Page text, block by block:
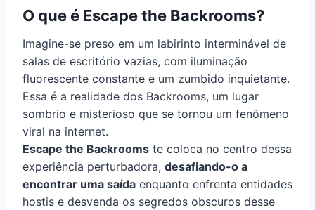
O que é Escape the Backrooms?
Imagine-se preso em um labirinto interminável de
salas de escritório vazias, com iluminação
fluorescente constante e um zumbido inquietante.
Essa é a realidade dos Backrooms, um lugar
sombrio e misterioso que se tornou um fenômeno
viral na internet.
Escape the Backrooms te coloca no centro dessa
experiência perturbadora, desafiando-o a
encontrar uma saída enquanto enfrenta entidades
hostis e desvenda os segredos obscuros desse